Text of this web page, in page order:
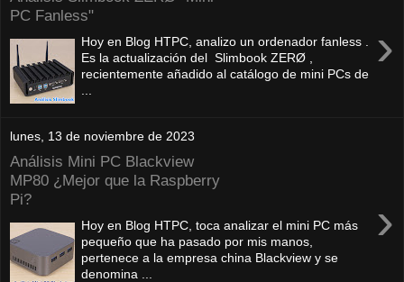
PC Fanless"
›
Hoy en Blog HTPC, analizo un ordenador fanless .
Es la actualización del Slimbook ZERØ ,
recientemente añadido al catálogo de mini PCs de
lunes, 13 de noviembre de 2023
Análisis Mini PC Blackview
MP80 ¿Mejor que la Raspberry
Pi?
›
Hoy en Blog HTPC, toca analizar el mini PC más
pequeño que ha pasado por mis manos,
pertenece a la empresa china Blackview y se
denomina ...